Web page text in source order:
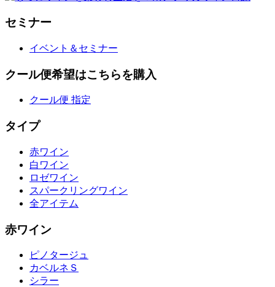
セミナー
イベント＆セミナー
クール便希望はこちらを購入
クール便 指定
タイプ
赤ワイン
白ワイン
ロゼワイン
スパークリングワイン
全アイテム
赤ワイン
ピノタージュ
カベルネＳ
シラー